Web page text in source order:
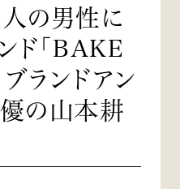
の男性に
ド「BAKE
ランドアン
の山本耕